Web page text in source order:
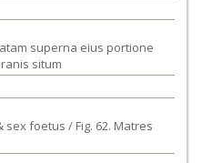
superna eius portione
situm
foetus / Fig. 62. Matres